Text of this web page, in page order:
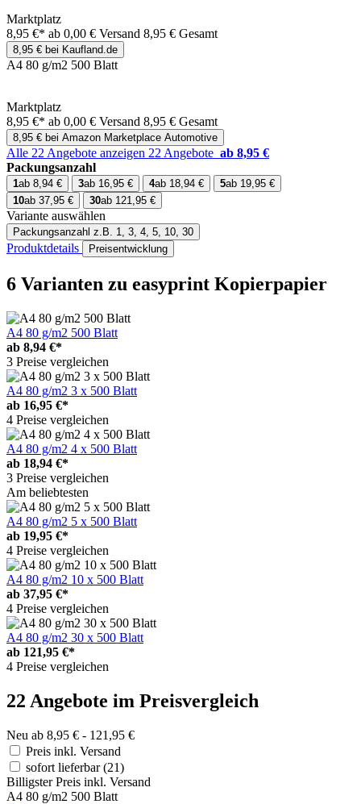
Marktplatz
8,95 €* ab 0,00 € Versand 8,95 € Gesamt
8,95 € bei Kaufland.de
A4 80 g/m2 500 Blatt
Marktplatz
8,95 €* ab 0,00 € Versand 8,95 € Gesamt
8,95 € bei Amazon Marketplace Automotive
Alle 22 Angebote anzeigen 22 Angebote ab 8,95 €
Packungsanzahl
1ab 8,94 € 3ab 16,95 € 4ab 18,94 € 5ab 19,95 €
10ab 37,95 € 30ab 121,95 €
Variante auswählen
Packungsanzahl z.B. 1, 3, 4, 5, 10, 30
Produktdetails Preisentwicklung
6 Varianten zu easyprint Kopierpapier
A4 80 g/m2 500 Blatt
ab 8,94 €*
3 Preise vergleichen
A4 80 g/m2 3 x 500 Blatt
ab 16,95 €*
4 Preise vergleichen
A4 80 g/m2 4 x 500 Blatt
ab 18,94 €*
3 Preise vergleichen
Am beliebtesten
A4 80 g/m2 5 x 500 Blatt
ab 19,95 €*
4 Preise vergleichen
A4 80 g/m2 10 x 500 Blatt
ab 37,95 €*
4 Preise vergleichen
A4 80 g/m2 30 x 500 Blatt
ab 121,95 €*
4 Preise vergleichen
22 Angebote im Preisvergleich
Neu ab 8,95 € - 121,95 €
Preis inkl. Versand
sofort lieferbar(21)
Billigster Preis inkl. Versand
A4 80 g/m2 500 Blatt